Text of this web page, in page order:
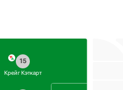
15
Крейг Кэткарт